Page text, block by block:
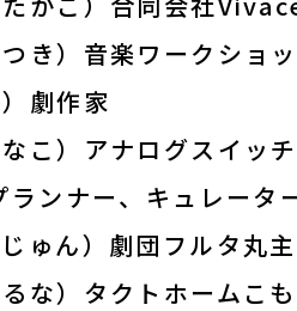
き）音楽ワークショ
劇作家
こ）アナログスイッ
ンナー、キュレータ
ゅん）劇団フルタ丸
な）タクトホームこ